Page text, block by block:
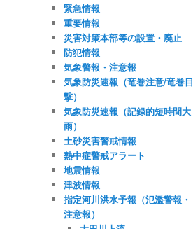
緊急情報
重要情報
災害対策本部等の設置・廃止
防犯情報
気象警報・注意報
気象防災速報（竜巻注意/竜巻目
撃）
気象防災速報（記録的短時間大
雨）
土砂災害警戒情報
熱中症警戒アラート
地震情報
津波情報
指定河川洪水予報（氾濫警報・
注意報）